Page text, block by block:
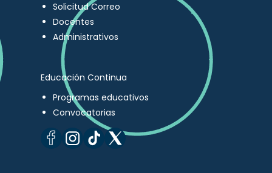
Solicitud Correo
Docentes
Administrativos
Educación Continua
Programas educativos
Convocatorias